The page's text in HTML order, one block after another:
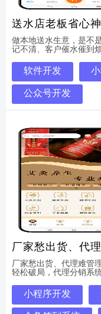
送水店老板省心
序，管店、拉新
做本地送水生意，是不
记不清、客户催水催到
软件开发
公众号开发
厂家愁出货、代
分销小程序，帮
厂家愁出货、代理难管
轻松破局，代理分销系
小程序开发